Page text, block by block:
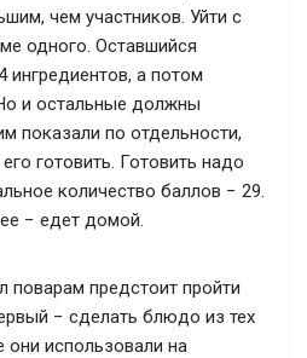
чем участников. Уйти с
одного. Оставшийся
а потом
и остальные должны
показали по отдельности,
готовить. Готовить надо
количество баллов − 29.
− едет домой.
поварам предстоит пройти
− сделать блюдо из тех
они использовали на